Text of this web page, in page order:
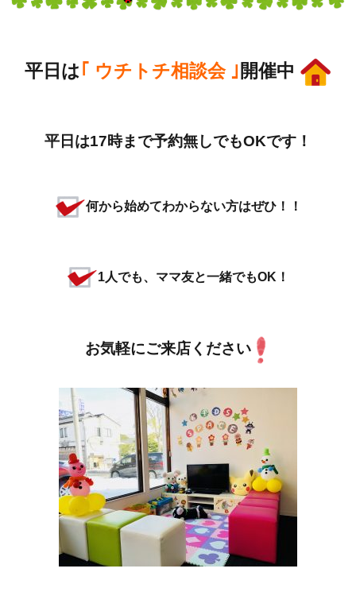
平日は｢ ウチトチ相談会 ｣ 開催中
平日は17時まで予約無しでもOKです！
何から始めてわからない方はぜひ！！
1人でも、ママ友と一緒でもOK！
お気軽にご来店ください